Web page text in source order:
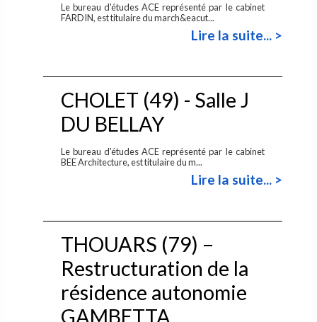
Le bureau d'études ACE représenté par le cabinet
FARDIN, est titulaire du march&eacut...
Lire la suite... >
CHOLET (49) - Salle J
DU BELLAY
Le bureau d'études ACE représenté par le cabinet
BEE Architecture, est titulaire du m...
Lire la suite... >
THOUARS (79) –
Restructuration de la
résidence autonomie
GAMBETTA